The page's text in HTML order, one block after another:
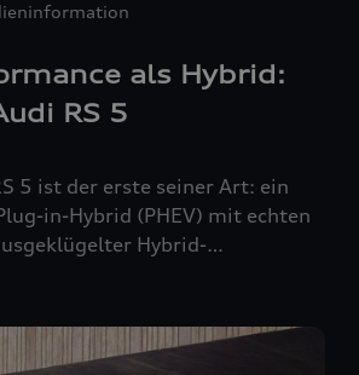
als Hybrid:
RS 5
5 ist der erste seiner Art: ein
in-Hybrid (PHEV) mit echten
Hybrid-
sportliche Kurvenjagd,
Gleiten durch die Stadt – der
Situation souverän, agil und